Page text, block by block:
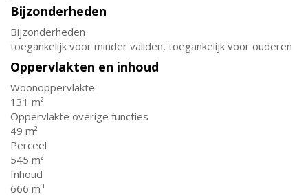
Bijzonderheden
Bijzonderheden
toegankelijk voor minder validen, toegankelijk voor ouderen
Oppervlakten en inhoud
Woonoppervlakte
131 m²
Oppervlakte overige functies
49 m²
Perceel
545 m²
Inhoud
666 m³